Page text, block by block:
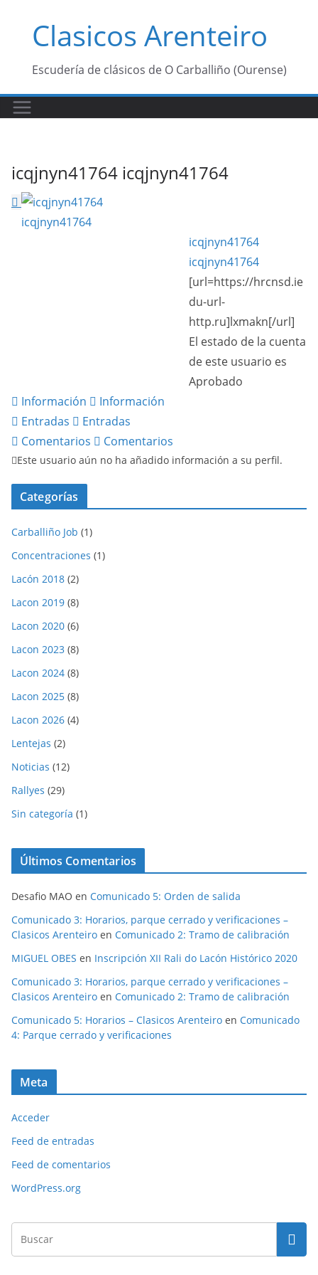
contenidoClasicos Arenteiro
Escudería de clásicos de O Carballiño (Ourense)
icqjnyn41764 icqjnyn41764
icqjnyn41764
icqjnyn41764
[url=https://hrcnsd.ie
du-url-
http.ru]lxmakn[/url]
El estado de la cuenta
de este usuario es
Aprobado
Información
Información
Entradas
Entradas
Comentarios
Comentarios
Este usuario aún no ha añadido información a su perfil.
Categorías
Carballiño Job (1)
Concentraciones (1)
Lacón 2018 (2)
Lacon 2019 (8)
Lacon 2020 (6)
Lacon 2023 (8)
Lacon 2024 (8)
Lacon 2025 (8)
Lacon 2026 (4)
Lentejas (2)
Noticias (12)
Rallyes (29)
Sin categoría (1)
Últimos Comentarios
Desafio MAO en Comunicado 5: Orden de salida
Comunicado 3: Horarios, parque cerrado y verificaciones –
Clasicos Arenteiro en Comunicado 2: Tramo de calibración
MIGUEL OBES en Inscripción XII Rali do Lacón Histórico 2020
Comunicado 3: Horarios, parque cerrado y verificaciones –
Clasicos Arenteiro en Comunicado 2: Tramo de calibración
Comunicado 5: Horarios – Clasicos Arenteiro en Comunicado
4: Parque cerrado y verificaciones
Meta
Acceder
Feed de entradas
Feed de comentarios
WordPress.org